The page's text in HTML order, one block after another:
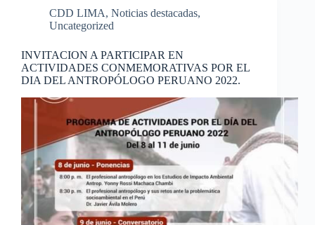
CDD LIMA, Noticias destacadas,
Uncategorized
INVITACION A PARTICIPAR EN
ACTIVIDADES CONMEMORATIVAS POR EL
DIA DEL ANTROPÓLOGO PERUANO 2022.